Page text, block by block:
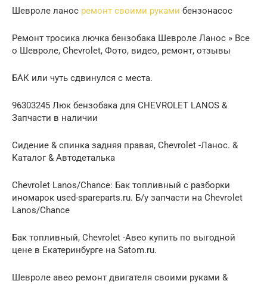
Шевроле ланос ремонт своими руками бензонасос
Ремонт тросика лючка бензобака Шевроле Ланос » Все
о Шевроле, Chevrolet, Фото, видео, ремонт, отзывы
БАК или чуть сдвинулся с места.
96303245 Люк бензобака для CHEVROLET LANOS &
Запчасти в наличии
Сидение & спинка задняя правая, Chevrolet -Ланос. &
Каталог & Автодеталька
Chevrolet Lanos/Сhance: Бак топливный с разборки
иномарок used-spareparts.ru. Б/у запчасти на Chevrolet
Lanos/Сhance
Бак топливный, Chevrolet -Авео купить по выгодной
цене в Екатеринбурге на Satom.ru.
Шевроле авео ремонт двигателя своими руками &